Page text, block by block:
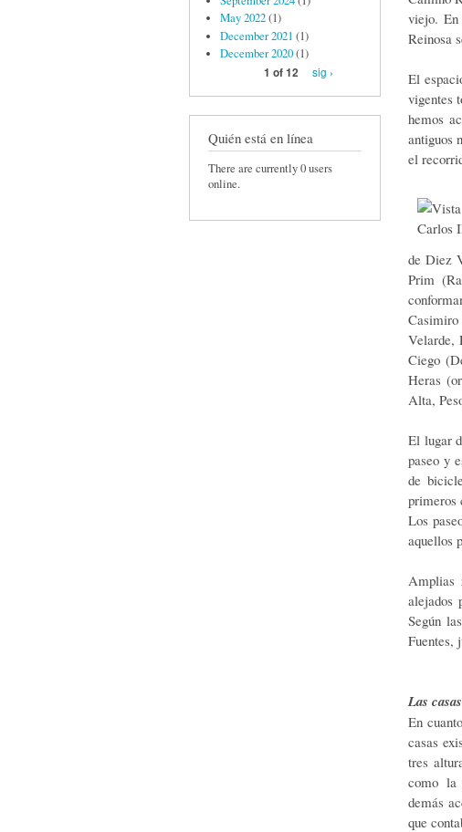
May 2022(1)
December 2021 (1)
December 2020(1)
1 of 12
sig ›
Quién está en línea
There are currently 0 users
online.
viejo. En
Reinosa
El
vigentes
hemos
antiguos
el
de Diez
Prim
Velarde,
Ciego
Heras
Alta,
El lugar
paseo y
de
primeros
Los
aquellos
Amplias
alejados
Según
Fuentes,
Las casas
En
casas
tres
como la
demás
que